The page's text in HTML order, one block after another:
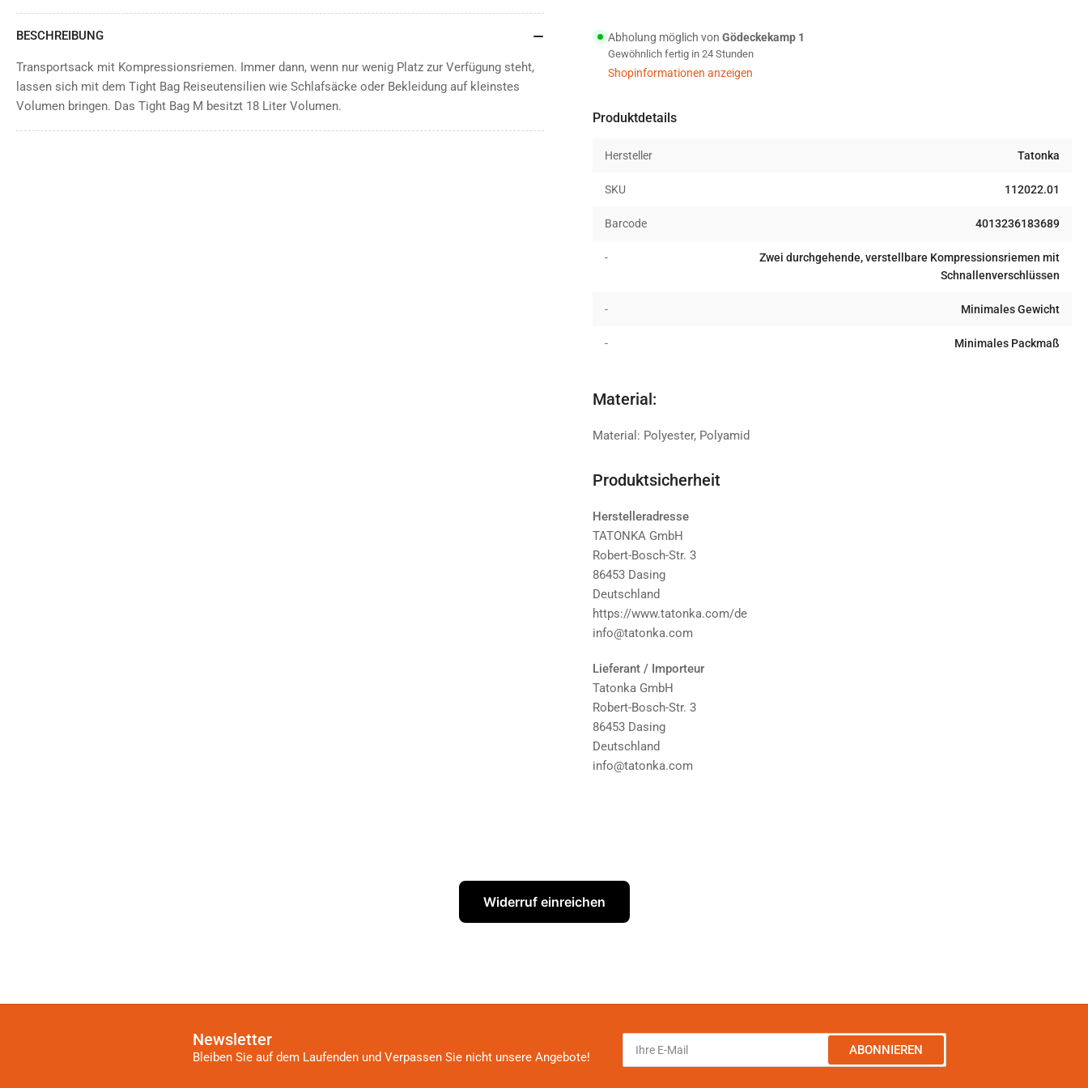
Kompressionssack
18L
gelb
Kompressionssack
18L
gelb
Abholung möglich von Gödeckekamp 1
Gewöhnlich fertig in 24 Stunden
Shopinformationen anzeigen
Produktdetails
Hersteller Tatonka
SKU 112022.01
Barcode 4013236183689
-
Zwei durchgehende, verstellbare Kompressionsriemen mit
Schnallenverschlüssen
- Minimales Gewicht
- Minimales Packmaß
Material:
Material: Polyester, Polyamid
Produktsicherheit
Herstelleradresse
TATONKA GmbH
Robert-Bosch-Str. 3
86453 Dasing
Deutschland
https://www.tatonka.com/de
info@tatonka.com
Lieferant / Importeur
Tatonka GmbH
Robert-Bosch-Str. 3
86453 Dasing
Deutschland
info@tatonka.com
BESCHREIBUNG
Transportsack mit Kompressionsriemen. Immer dann, wenn nur wenig Platz zur Verfügung steht,
lassen sich mit dem Tight Bag Reiseutensilien wie Schlafsäcke oder Bekleidung auf kleinstes
Volumen bringen. Das Tight Bag M besitzt 18 Liter Volumen.
Widerruf einreichen
Newsletter
Bleiben Sie auf dem Laufenden und Verpassen Sie nicht unsere Angebote!
Ihre
Mail
ABONNIEREN